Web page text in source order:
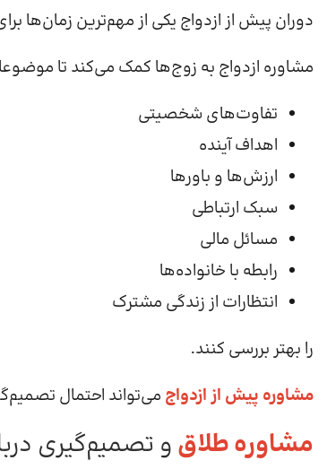
دوران پیش از ازدواج یکی از مهم‌ترین
مشاوره ازدواج به زوج‌ها کمک می‌کند تا
تفاوت‌های شخصیتی
اهداف آینده
ارزش‌ها و باورها
سبک ارتباطی
مسائل مالی
رابطه با خانواده‌ها
انتظارات از زندگی مشترک
را بهتر بررسی کنند.
مشاوره پیش از ازدواج می‌تواند احتمال
مشاوره طلاقو تصمیم‌گیری